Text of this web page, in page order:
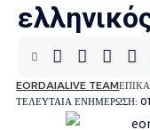
ΤΕΛΕΥΤΑΊΑ ΕΝΗΜΈΡΩΣΗ:
EORDAIALIVE TEAM